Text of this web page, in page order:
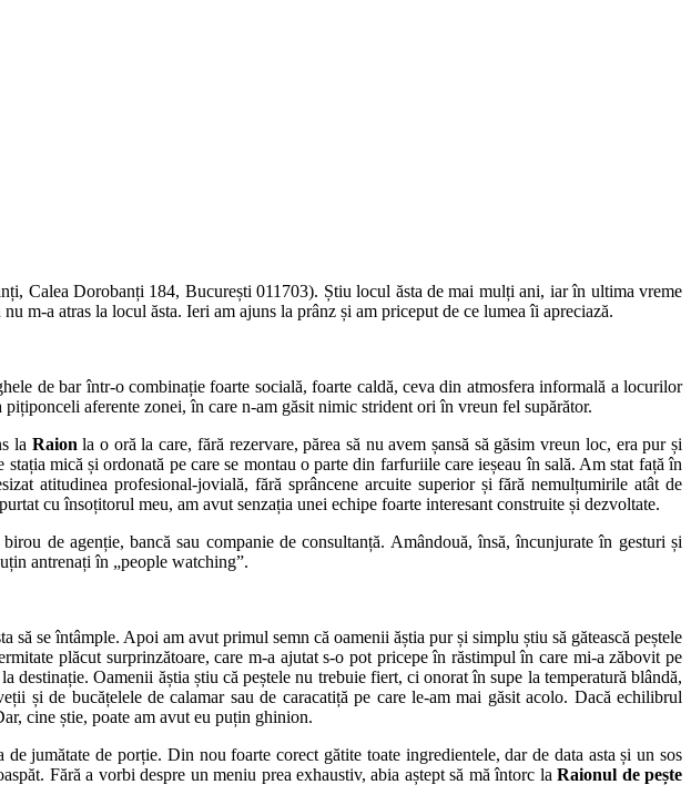
Calea Dorobanți 184, București 011703). Știu locul ăsta de mai mulți ani, iar în ultima vreme
m-a atras la locul ăsta. Ieri am ajuns la prânz și am priceput de ce lumea îi apreciază.
de bar într-o combinație foarte socială, foarte caldă, ceva din atmosfera informală a locurilor
aferente zonei, în care n-am găsit nimic strident ori în vreun fel supărător.
la Raion la o oră la care, fără rezervare, părea să nu avem șansă să găsim vreun loc, era pur și
mică și ordonată pe care se montau o parte din farfuriile care ieșeau în sală. Am stat față în
atitudinea profesional-jovială, fără sprâncene arcuite superior și fără nemulțumirile atât de
cu însoțitorul meu, am avut senzația unei echipe foarte interesant construite și dezvoltate.
de agenție, bancă sau companie de consultanță. Amândouă, însă, încunjurate în gesturi și
antrenați în „people watching”.
se întâmple. Apoi am avut primul semn că oamenii ăștia pur și simplu știu să gătească peștele
plăcut surprinzătoare, care m-a ajutat s-o pot pricepe în răstimpul în care mi-a zăbovit pe
Oamenii ăștia știu că peștele nu trebuie fiert, ci onorat în supe la temperatură blândă,
și de bucățelele de calamar sau de caracatiță pe care le-am mai găsit acolo. Dacă echilibrul
cine știe, poate am avut eu puțin ghinion.
jumătate de porție. Din nou foarte corect gătite toate ingredientele, dar de data asta și un sos
Fără a vorbi despre un meniu prea exhaustiv, abia aștept să mă întorc laRaionul de pește